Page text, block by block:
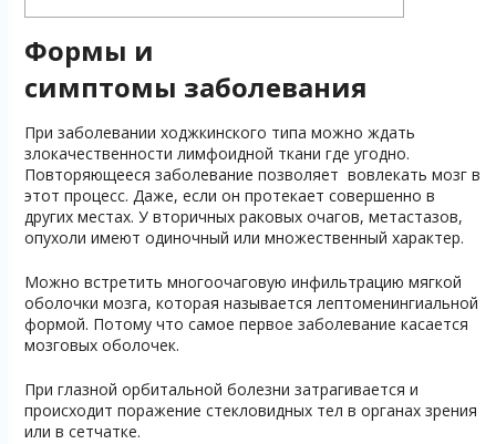
Формы и
симптомы заболевания
При заболевании ходжкинского типа можно ждать
злокачественности лимфоидной ткани где угодно.
Повторяющееся заболевание позволяет вовлекать мозг в
этот процесс. Даже, если он протекает совершенно в
других местах. У вторичных раковых очагов, метастазов,
опухоли имеют одиночный или множественный характер.
Можно встретить многоочаговую инфильтрацию мягкой
оболочки мозга, которая называется лептоменингиальной
формой. Потому что самое первое заболевание касается
мозговых оболочек.
При глазной орбитальной болезни затрагивается и
происходит поражение стекловидных тел в органах зрения
или в сетчатке.